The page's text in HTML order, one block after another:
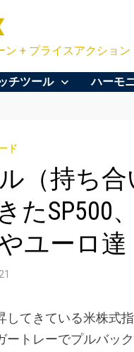
+ プライスアクション
チツール ハーモ
ド
（持ち
たSP500
ユーロ達
してきている米株式
ートレーでプルバッ